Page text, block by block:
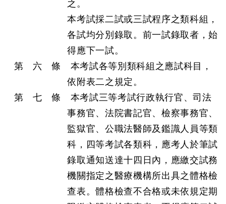
之。
本考試採二試或三試程序之類科組，
各試均分別錄取。前一試錄取者，始
得應下一試。
第 六 條 本考試各等別類科組之應試科目，
依附表二之規定。
第 七 條 本考試三等考試行政執行官、司法
事務官、法院書記官、檢察事務官、
監獄官、公職法醫師及鑑識人員等類
科，四等考試各類科，應考人於筆試
錄取通知送達十四日內，應繳交試務
機關指定之醫療機構所出具之體格檢
查表。體格檢查不合格或未依規定期